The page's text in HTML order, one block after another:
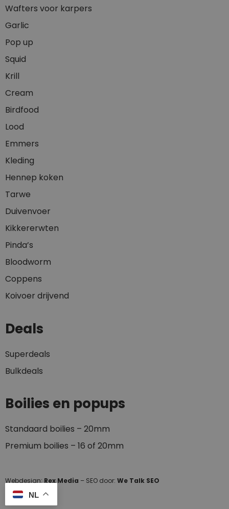
Wafters voor karpers
Garlic
Pop up
Squid
Krill
Cream
Birdfood
Lood
Emmers
Kleding
Hennep koken
Tarwe
Duivenvoer
Kikkererwten
Pinda’s
Bloodworm
Coppens
Koivoer drijvend
Deals
Superdeals
Bulkdeals
Boilies en popups
Standaard boilies – 20mm
Premium boilies – 16 of 20mm
Webdesign: Rex Media – SEO door: We Talk SEO
NL